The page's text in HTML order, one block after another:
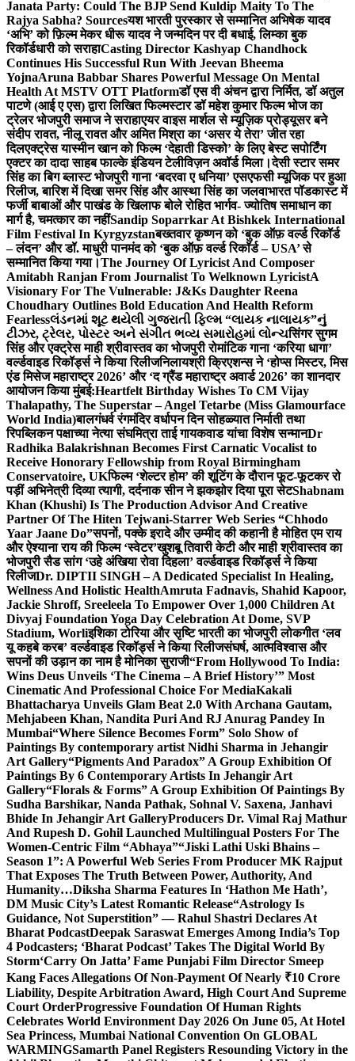
Janata Party: Could The BJP Send Kuldip Maity To The
Rajya Sabha? Sourcesयश भारती पुरस्कार से सम्मानित अभिषेक यादव
‘अभि’ को फ़िल्म मेकर धीरू यादव ने जन्मदिन पर दी बधाई, लिम्का बुक
रिकॉर्डधारी को सराहाCasting Director Kashyap Chandhock
Continues His Successful Run With Jeevan Bheema
YojnaAruna Babbar Shares Powerful Message On Mental
Health At MSTV OTT Platformडॉ एस वी अंचन द्वारा निर्मित, डॉ अतुल
पाटणे (आई ए एस) द्वारा लिखित फिल्मस्टार डॉ महेश कुमार फिल्म भोज का
ट्रेलर भोजपुरी समाज ने सराहाएयर वाइस मार्शल से म्यूज़िक प्रोड्यूसर बने
संदीप रावत, नीलू रावत और अमित मिश्रा का ‘असर ये तेरा’ जीत रहा
दिलएक्ट्रेस यास्मीन खान को फिल्म ‘देहाती डिस्को’ के लिए बेस्ट सपोर्टिंग
एक्टर का दादा साहब फाल्के इंडियन टेलीविज़न अवॉर्ड मिला।देसी स्टार समर
सिंह का बिग ब्लास्ट भोजपुरी गाना ‘बदरवा ए धनिया’ एसएफसी म्यूजिक पर हुआ
रिलीज, बारिश में दिखा समर सिंह और आस्था सिंह का जलवाभारत पॉडकास्ट में
फर्जी बाबाओं और पाखंड के खिलाफ बोले रोहित भार्गव- ज्योतिष समाधान का
मार्ग है, चमत्कार का नहींSandip Soparrkar At Bishkek International
Film Festival In Kyrgyzstanबख्तवार कृष्णन को ‘बुक ऑफ़ वर्ल्ड रिकॉर्ड
– लंदन’ और डॉ. माधुरी पानमंद को ‘बुक ऑफ़ वर्ल्ड रिकॉर्ड – USA’ से
सम्मानित किया गया।The Journey Of Lyricist And Composer
Amitabh Ranjan From Journalist To Welknown LyricistA
Visionary For The Vulnerable: J&Ks Daughter Reena
Choudhary Outlines Bold Education And Health Reform
Fearlessલંડનમાં શૂટ થયેલી ગુજરાતી ફિલ્મ “લાયક નાલાયક”નું
ટીઝર, ટ્રેલર, પોસ્ટર અને સંગીત ભવ્ય સમારોહમાં લોન્ચसिंगर सुगम
सिंह और एक्ट्रेस माही श्रीवास्तव का भोजपुरी रोमांटिक गाना ‘करिया धागा’
वर्ल्डवाइड रिकॉर्ड्स ने किया रिलीजनिलायश्री क्रिएशन्स ने ‘होप्स मिस्टर, मिस
एंड मिसेज महाराष्ट्र 2026’ और ‘द ग्रैंड महाराष्ट्र अवार्ड 2026’ का शानदार
आयोजन किया मुंबई:Heartfelt Birthday Wishes To CM Vijay
Thalapathy, The Superstar – Angel Tetarbe (Miss Glamourface
World India)बालगंधर्व रंगमंदिर वर्धापन दिन सोहळ्यात निर्माती तथा
रिपब्लिकन पक्षाच्या नेत्या संघमित्रा ताई गायकवाड यांचा विशेष सन्मानDr
Radhika Balakrishnan Becomes First Carnatic Vocalist to
Receive Honorary Fellowship from Royal Birmingham
Conservatoire, UKफिल्म ‘शेल्टर होम’ की शूटिंग के दौरान फूट-फूटकर रो
पड़ीं अभिनेत्री दिव्या त्यागी, दर्दनाक सीन ने झकझोर दिया पूरा सेटShabnam
Khan (Khushi) Is The Production Advisor And Creative
Partner Of The Hiten Tejwani-Starrer Web Series “Chhodo
Yaar Jaane Do”सपनों, पक्के इरादे और उम्मीद की कहानी है मोहित एम राय
और ऐश्याना राय की फिल्म ‘स्वेटर’खुशबू तिवारी केटी और माही श्रीवास्तव का
भोजपुरी सैड सांग ‘उहे अंखिया रोवा दिहला’ वर्ल्डवाइड रिकॉर्ड्स ने किया
रिलीजDr. DIPTII SINGH – A Dedicated Specialist In Healing,
Wellness And Holistic HealthAmruta Fadnavis, Shahid Kapoor,
Jackie Shroff, Sreeleela To Empower Over 1,000 Children At
Divyaj Foundation Yoga Day Celebration At Dome, SVP
Stadium, Worliइशिका टोरिया और सृष्टि भारती का भोजपुरी लोकगीत ‘लव
यू कहबे करब’ वर्ल्डवाइड रिकॉर्ड्स ने किया रिलीजसंघर्ष, आत्मविश्वास और
सपनों की उड़ान का नाम है मोनिका सुराजी“From Hollywood To India:
Wins Deus Unveils ‘The Cinema – A Brief History’” Most
Cinematic And Professional Choice For MediaKakali
Bhattacharya Unveils Glam Beat 2.0 With Archana Gautam,
Mehjabeen Khan, Nandita Puri And RJ Anurag Pandey In
Mumbai“Where Silence Becomes Form” Solo Show of
Paintings By contemporary artist Nidhi Sharma in Jehangir
Art Gallery“Pigments And Paradox” A Group Exhibition Of
Paintings By 6 Contemporary Artists In Jehangir Art
Gallery“Florals & Forms” A Group Exhibition Of Paintings By
Sudha Barshikar, Nanda Pathak, Sohnal V. Saxena, Janhavi
Bhide In Jehangir Art GalleryProducers Dr. Vimal Raj Mathur
And Rupesh D. Gohil Launched Multilingual Posters For The
Women-Centric Film “Abhaya”“Jiski Lathi Uski Bhains –
Season 1”: A Powerful Web Series From Producer MK Rajput
That Exposes The Truth Between Power, Authority, And
Humanity…Diksha Sharma Features In ‘Hathon Me Hath’,
DM Music City’s Latest Romantic Release“Astrology Is
Guidance, Not Superstition” — Rahul Shastri Declares At
Bharat PodcastDeepak Saraswat Emerges Among India’s Top
4 Podcasters; ‘Bharat Podcast’ Takes The Digital World By
Storm‘Carry On Jatta’ Fame Punjabi Film Director Smeep
Kang Faces Allegations Of Non-Payment Of Nearly ₹10 Crore
Liability, Despite Arbitration Award, High Court And Supreme
Court OrderProgressive Foundation Of Human Rights
Celebrates World Environment Day 2026 On June 05, At Hotel
Sea Princess, Mumbai National Convention On GLOBAL
WARMINGSamarth Panel Registers Resounding Victory in the